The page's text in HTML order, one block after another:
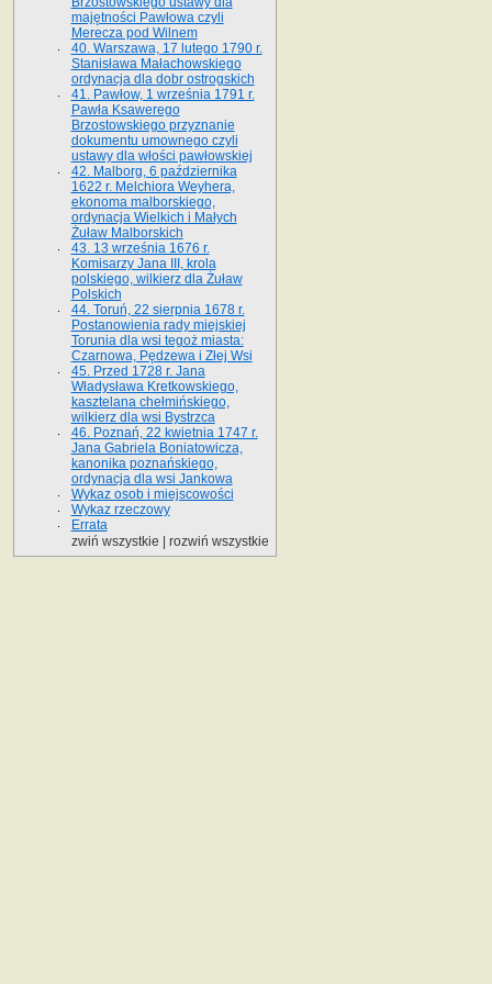
majętności Pawłowa czyli
Merecza pod Wilnem
40. Warszawa, 17 lutego 1790 r.
Stanisława Małachowskiego
ordynacja dla dobr ostrogskich
41. Pawłow, 1 września 1791 r.
Pawła Ksawerego
Brzostowskiego przyznanie
dokumentu umownego czyli
ustawy dla włości pawłowskiej
42. Malborg, 6 października
1622 r. Melchiora Weyhera,
ekonoma malborskiego,
ordynacja Wielkich i Małych
Żuław Malborskich
43. 13 września 1676 r.
Komisarzy Jana III, krola
polskiego, wilkierz dla Żuław
Polskich
44. Toruń, 22 sierpnia 1678 r.
Postanowienia rady miejskiej
Torunia dla wsi tegoż miasta:
Czarnowa, Pędzewa i Złej Wsi
45. Przed 1728 r. Jana
Władysława Kretkowskiego,
kasztelana chełmińskiego,
wilkierz dla wsi Bystrzca
46. Poznań, 22 kwietnia 1747 r.
Jana Gabriela Boniatowicza,
kanonika poznańskiego,
ordynacja dla wsi Jankowa
Wykaz osob i miejscowości
Wykaz rzeczowy
Errata
zwiń wszystkie
rozwiń wszystkie